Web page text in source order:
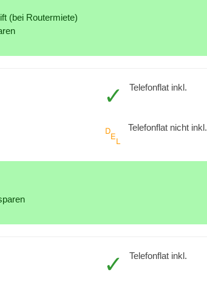
(bei Routermiete)
Telefonflat inkl.
Telefonflat nicht inkl.
Telefonflat inkl.